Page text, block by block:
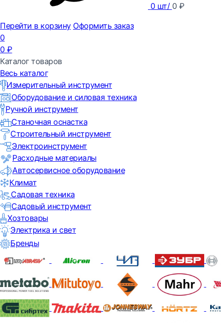
0 шт/ 0 ₽
Перейти в корзину Оформить заказ
0
0 ₽
Каталог товаров
Весь каталог
Измерительный инструмент
Оборудование и силовая техника
Ручной инструмент
Станочная оснастка
Строительный инструмент
Электроинструмент
Расходные материалы
Автосервисное оборудование
Климат
Садовая техника
Садовый инструмент
Хозтовары
Электрика и свет
Бренды